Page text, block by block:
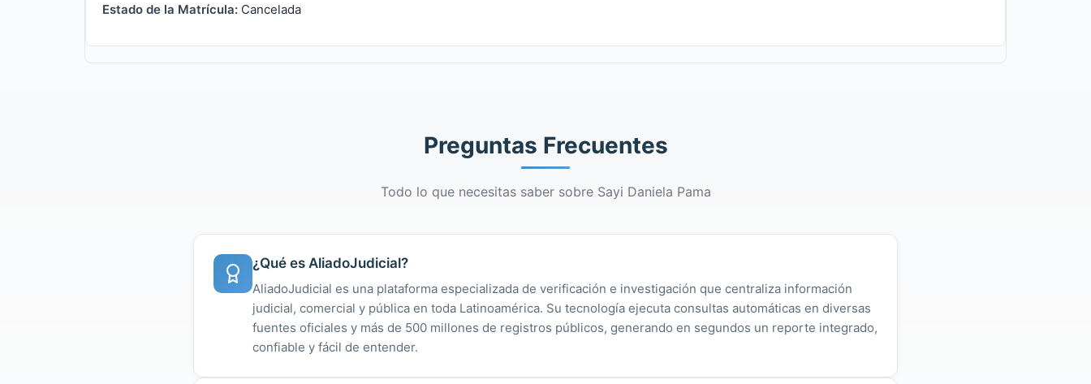
Estado de la Matrícula: Cancelada
Preguntas Frecuentes
Todo lo que necesitas saber sobre Sayi Daniela Pama
¿Qué es AliadoJudicial?
AliadoJudicial es una plataforma especializada de verificación e investigación que centraliza información
judicial, comercial y pública en toda Latinoamérica. Su tecnología ejecuta consultas automáticas en diversas
fuentes oficiales y más de 500 millones de registros públicos, generando en segundos un reporte integrado,
confiable y fácil de entender.